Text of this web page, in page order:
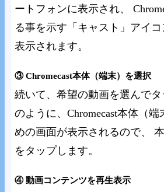
ートフォンに表示され、
る事を示す「キャスト」アイ
表示されます。
③ Chromecast本体（端末）を選択
続いて、希望の動画を選んで
のように、Chromecast本体（
めの画面が表示されるので、
をタップします。
④ 動画コンテンツを再生表示